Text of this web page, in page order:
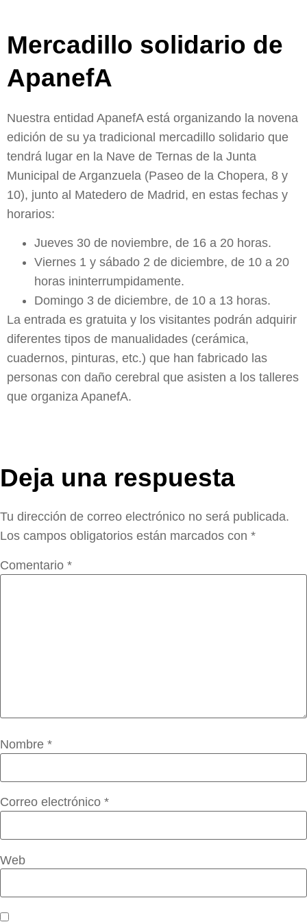
Mercadillo solidario de
ApanefA
Nuestra entidad ApanefA está organizando la novena
edición de su ya tradicional mercadillo solidario que
tendrá lugar en la Nave de Ternas de la Junta
Municipal de Arganzuela (Paseo de la Chopera, 8 y
10), junto al Matedero de Madrid, en estas fechas y
horarios:
Jueves 30 de noviembre, de 16 a 20 horas.
Viernes 1 y sábado 2 de diciembre, de 10 a 20
horas ininterrumpidamente.
Domingo 3 de diciembre, de 10 a 13 horas.
La entrada es gratuita y los visitantes podrán adquirir
diferentes tipos de manualidades (cerámica,
cuadernos, pinturas, etc.) que han fabricado las
personas con daño cerebral que asisten a los talleres
que organiza ApanefA.
Deja una respuesta
Tu dirección de correo electrónico no será publicada.
Los campos obligatorios están marcados con *
Comentario *
Nombre *
Correo electrónico *
Web